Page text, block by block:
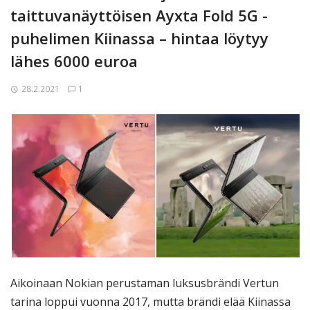
taittuvanäyttöisen Ayxta Fold 5G -
puhelimen Kiinassa – hintaa löytyy
lähes 6000 euroa
28.2.2021 1
Aikoinaan Nokian perustaman luksusbrändi Vertun
tarina loppui vuonna 2017, mutta brändi elää Kiinassa